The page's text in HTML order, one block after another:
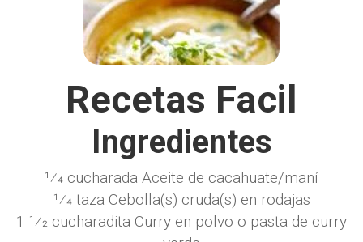
Recetas Facil
Ingredientes
1⁄4 cucharada Aceite de cacahuate/maní
1⁄4 taza Cebolla(s) cruda(s) en rodajas
1 1⁄2 cucharadita Curry en polvo o pasta de curry